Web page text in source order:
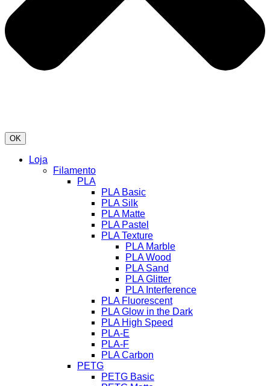
OK
Loja
Filamento
PLA
PLA Basic
PLA Silk
PLA Matte
PLA Pastel
PLA Texture
PLA Marble
PLA Wood
PLA Sand
PLA Glitter
PLA Interference
PLA Fluorescent
PLA Glow in the Dark
PLA High Speed
PLA-E
PLA-F
PLA Carbon
PETG
PETG Basic